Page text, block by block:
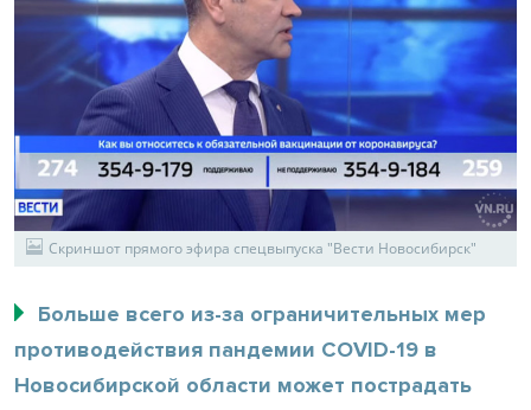
Скриншот прямого эфира спецвыпуска "Вести Новосибирск"
Больше всего из-за ограничительных мер
противодействия пандемии COVID-19 в
Новосибирской области может пострадать